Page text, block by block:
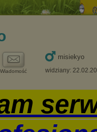
Wiadomość
misiekyo
widziany: